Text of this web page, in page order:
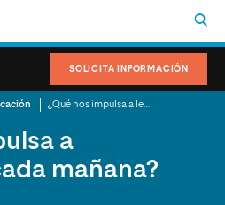
SOLICITA INFORMACIÓN
a
mañana?